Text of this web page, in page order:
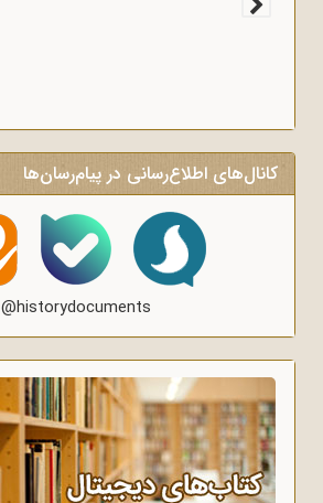
کانال‌های اطلاع‌رسانی در پیام‌رسان‌ها
@historydocuments